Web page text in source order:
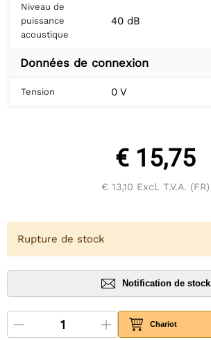
Niveau de
puissance
acoustique
40 dB
Données de connexion
Tension 0 V
€ 15,75
€ 13,10 Excl. T.V.A. (FR)
Rupture de stock
Notification de stock
Chariot